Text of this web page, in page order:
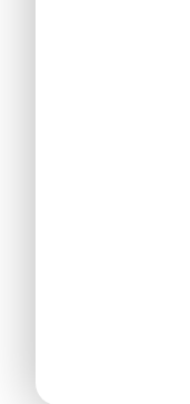
Новая деревня –
рассказы об